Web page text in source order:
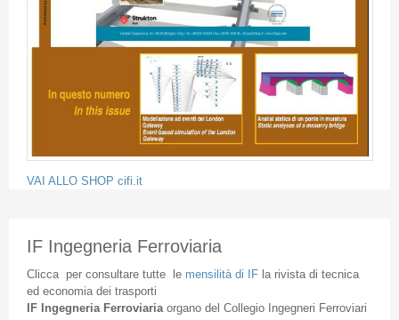
VAI ALLO SHOP cifi.it
IF Ingegneria Ferroviaria
Cliccaper consultare tuttele mensilità di IFla rivista di tecnica
ed economia dei trasporti
IF Ingegneria Ferroviaria organodel Collegio Ingegneri Ferroviari